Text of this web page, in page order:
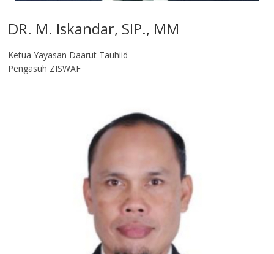
DR. M. Iskandar, SIP., MM
Ketua Yayasan Daarut Tauhiid
Pengasuh ZISWAF